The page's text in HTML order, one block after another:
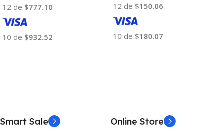
12 de $777.10
10 de $932.52
12 de $150.06
10 de $180.07
Smart Sale Online Store